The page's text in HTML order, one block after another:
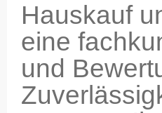
Hauskauf
eine
und